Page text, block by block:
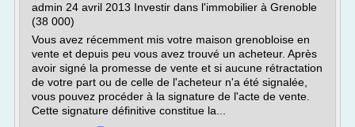
admin 24 avril 2013 Investir dans l'immobilier à Grenoble
(38 000)
Vous avez récemment mis votre maison grenobloise en
vente et depuis peu vous avez trouvé un acheteur. Après
avoir signé la promesse de vente et si aucune rétractation
de votre part ou de celle de l'acheteur n'a été signalée,
vous pouvez procéder à la signature de l'acte de vente.
Cette signature définitive constitue la...